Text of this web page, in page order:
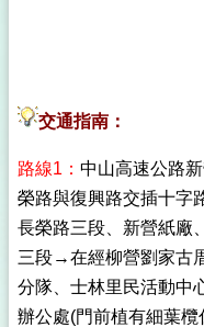
交通指南：
路線1： 中山高速公路
榮路與復興路交插十字
長榮路三段、新營紙廠
三段→在經柳營劉家古
分隊、士林里民活動中
辦公處(門前植有細葉欖